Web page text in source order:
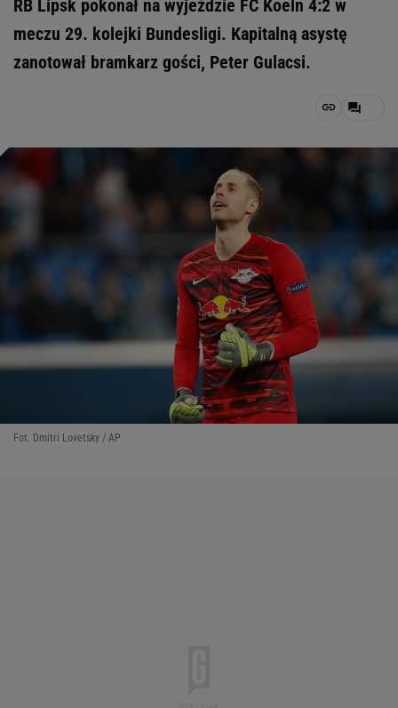
RB Lipsk pokonał na wyjeździe FC Koeln 4:2 w
meczu 29. kolejki Bundesligi. Kapitalną asystę
zanotował bramkarz gości, Peter Gulacsi.
Fot. Dmitri Lovetsky / AP